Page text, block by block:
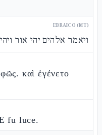
EBRAICO (MT)
ויאמר אלהים יהי אור
καὶ ἐγένετο
fu luce.